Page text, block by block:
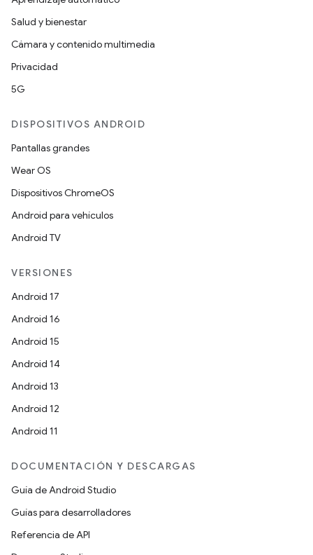
Salud y bienestar
Cámara y contenido multimedia
Privacidad
5G
DISPOSITIVOS ANDROID
Pantallas grandes
Wear OS
Dispositivos ChromeOS
Android para vehículos
Android TV
VERSIONES
Android 17
Android 16
Android 15
Android 14
Android 13
Android 12
Android 11
DOCUMENTACIÓN Y DESCARGAS
Guía de Android Studio
Guías para desarrolladores
Referencia de API